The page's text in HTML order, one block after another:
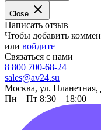
Close
Написать отзыв
Чтобы добавить
или войдите
Связаться с нами
8 800 700-68-24
sales@av24.su
Москва, ул.
Пн—Пт 8:30 – 18:00